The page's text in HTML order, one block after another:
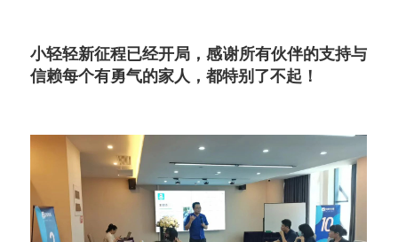
小轻轻新征程已经开局，感谢所有伙伴的支持与
信赖每个有勇气的家人，都特别了不起！